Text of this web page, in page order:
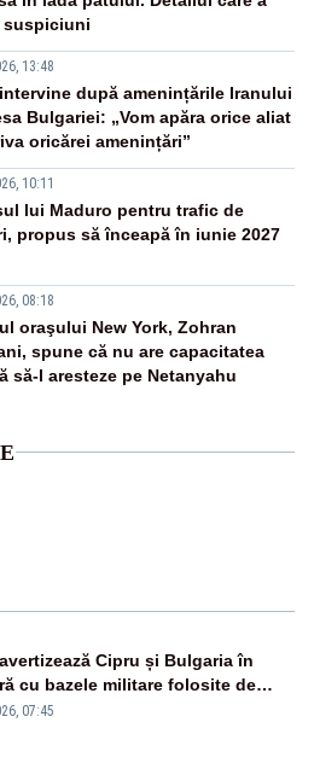
suspiciuni
13:48
intervine după amenințările Iranului
Bulgariei: „Vom apăra orice aliat
oricărei amenințări”
10:11
lui Maduro pentru trafic de
propus să înceapă în iunie 2027
08:18
oraşului New York, Zohran
spune că nu are capacitatea
să-l aresteze pe Netanyahu
Cipru și Bulgaria în
cu bazele militare folosite de
07:45